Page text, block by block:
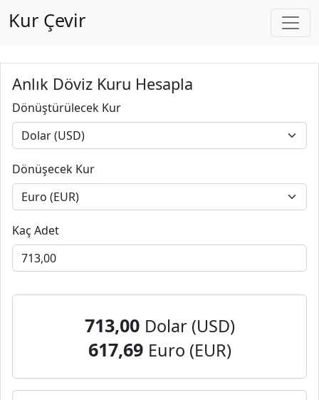
Kur Çevir
Anlık Döviz Kuru Hesapla
Dönüştürülecek Kur
Dönüşecek Kur
Kaç Adet
713,00 Dolar (USD)
617,69 Euro (EUR)